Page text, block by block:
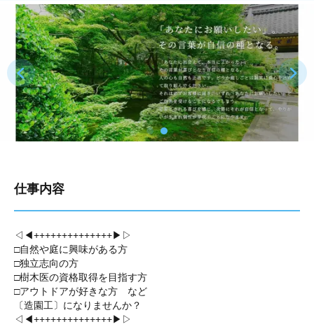
仕事内容
◁◀++++++++++++++▶▷
□自然や庭に興味がある方
□独立志向の方
□樹木医の資格取得を目指す方
□アウトドアが好きな方 など
〔造園工〕になりませんか？
◁◀++++++++++++++▶▷